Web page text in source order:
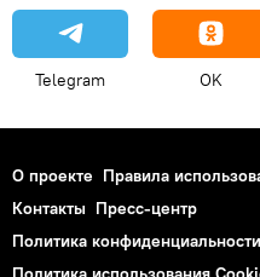
Telegram OK
О проекте Правила
Контакты Пресс-центр
Политика конфиденциальности